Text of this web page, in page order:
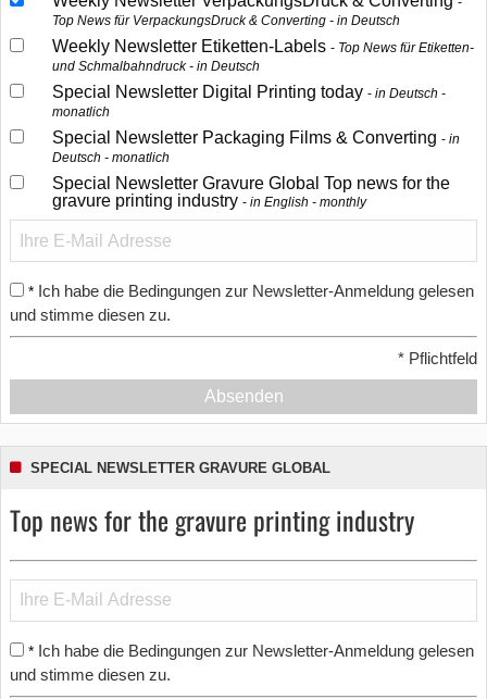
Top News für VerpackungsDruck & Converting - in Deutsch
Weekly Newsletter Etiketten-Labels
Top News für Etiketten-
und Schmalbahndruck - in Deutsch
Special Newsletter Digital Printing today
in Deutsch -
monatlich
Special Newsletter Packaging Films & Converting
in
Deutsch - monatlich
Special Newsletter Gravure Global Top news for the
gravure printing industry
in English - monthly
* Ich habe die Bedingungen zur Newsletter-Anmeldung gelesen
und stimme diesen zu.
* Pflichtfeld
Absenden
SPECIAL NEWSLETTER GRAVURE GLOBAL
Top news for the gravure printing industry
* Ich habe die Bedingungen zur Newsletter-Anmeldung gelesen
und stimme diesen zu.